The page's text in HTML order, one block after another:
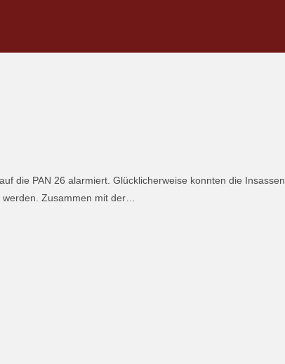
die PAN 26 alarmiert. Glücklicherweise konnten die Insassen
Zusammen mit der…